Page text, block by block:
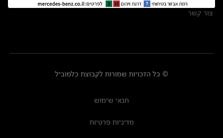
צור קשר
© כל הזכויות שמורות לקבוצת כלמוביל
תנאי שימוש
מדיניות פרטיות